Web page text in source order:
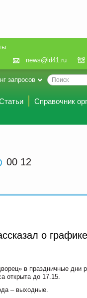
news@id41.ru
запросов
Справочник
00 12
о
в праздничные дни
открыта до 17.15.
– выходные.